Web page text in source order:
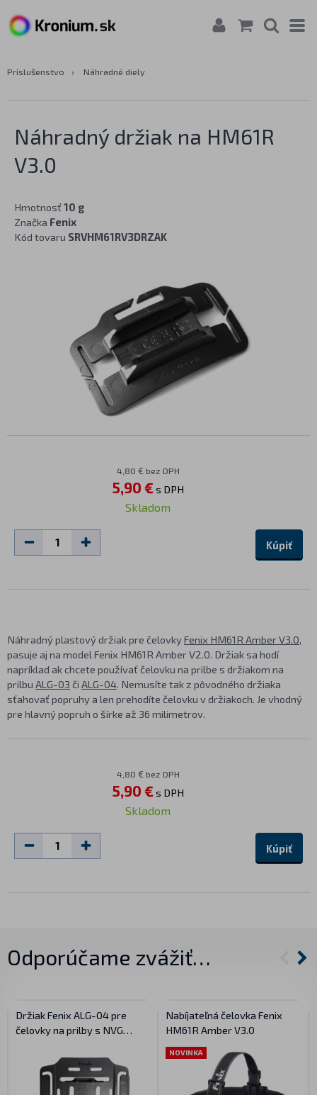
Príslušenstvo › Náhradné diely
Náhradný držiak na HM61R
V3.0
Hmotnosť 10 g
Značka Fenix
Kód tovaru SRVHM61RV3DRZAK
4,80 € bez DPH
5,90 €s DPH
Skladom
Kúpiť
Náhradný plastový držiak pre čelovkyFenix HM61R Amber V3.0,
pasuje aj na model Fenix HM61R Amber V2.0. Držiak sa hodí
napríklad ak chcete používať čelovku na prilbe s držiakom na
prilbu ALG-03 či ALG-04. Nemusíte tak z pôvodného držiaka
sťahovať popruhy a len prehodíte čelovku v držiakoch. Je vhodný
pre hlavný popruh o šírke až 36 milimetrov.
4,80 € bez DPH
5,90 €s DPH
Skladom
Kúpiť
Odporúčame zvážiť…
Držiak Fenix ALG-04 pre
čelovky na prilby s NVG
Nabíjateľná čelovka Fenix
HM61R Amber V3.0
NOVINKA